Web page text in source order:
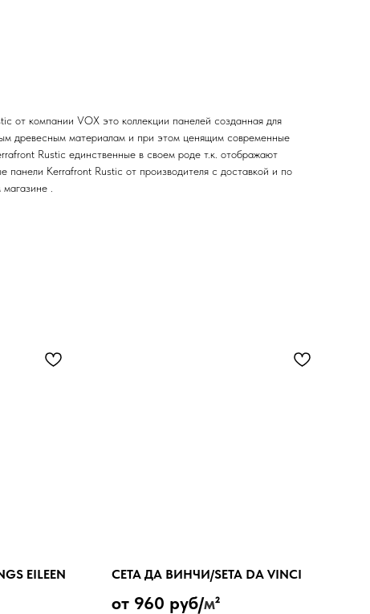
от компании VOX это коллекции панелей созданная для
древесным материалам и при этом ценящим современные
Rustic единственные в своем роде т.к. отображают
панели Kerrafront Rustic от производителя с доставкой и по
.
EILEEN
СЕТА ДА ВИНЧИ/SETA DA VINCI
от 960 руб/м²